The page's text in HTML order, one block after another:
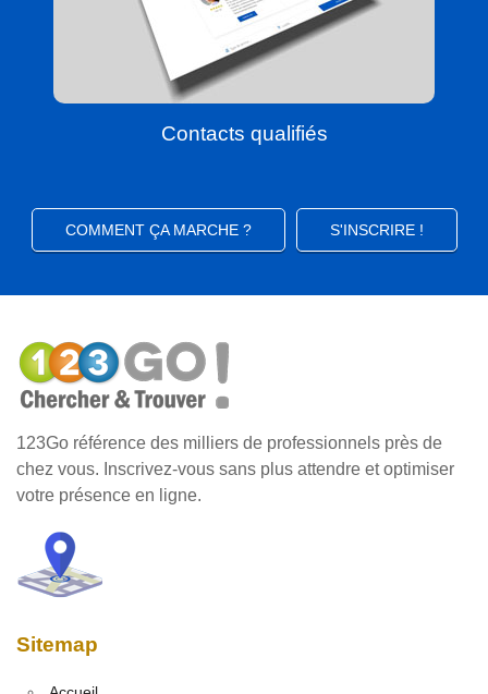
Contacts qualifiés
COMMENT ÇA MARCHE ? S'INSCRIRE !
123Go référence des milliers de professionnels près de
chez vous. Inscrivez-vous sans plus attendre et optimiser
votre présence en ligne.
Sitemap